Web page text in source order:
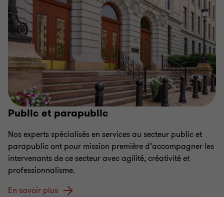
Public et parapublic
Nos experts spécialisés en services au secteur public et
parapublic ont pour mission première d’accompagner les
intervenants de ce secteur avec agilité, créativité et
professionnalisme.
En savoir plus